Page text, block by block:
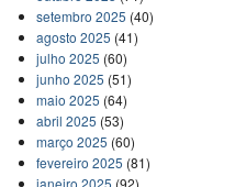
setembro 2025 (40)
agosto 2025 (41)
julho 2025 (60)
junho 2025 (51)
maio 2025 (64)
abril 2025 (53)
março 2025 (60)
fevereiro 2025 (81)